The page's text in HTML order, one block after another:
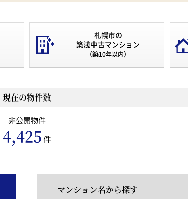
札幌市の
築浅中古マンション
（築10年以内）
現在の物件数
非公開物件
4,425件
マンション名から探す